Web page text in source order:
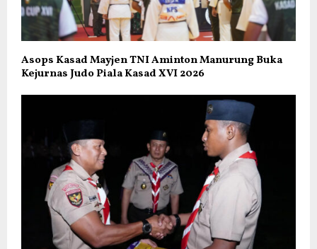
Asops Kasad Mayjen TNI Aminton Manurung Buka
Kejurnas Judo Piala Kasad XVI 2026